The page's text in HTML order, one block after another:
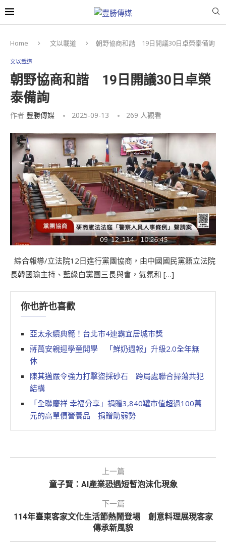
Home 文以載道 朝野協商和諧 19日開議30日卓榮泰備詢
文以載道
朝野協商和諧 19日開議30日卓榮
泰備詢
作者 豐勝傳媒 2025-09-13 269 人觀看
綜合報導/立法院12日進行黨團協商，由中國國民黨籍立法院
長韓國瑜主持、藍綠白黨團三長與會，氣氛和 […]
你也許也喜歡
亞太永續典範！台北市4連霸宜居城市獎
蔣萬安親迎學童開學 「鮮奶週報」升級2.0全年無
休
陳其邁嚴令強力打擊盜採砂石 跨局處聯合掃蕩共犯
結構
「全聯慶祥 幸福分享」捐贈3,840罐市值超過100萬
元的高單價營養品 捐贈助弱勢
上一篇
童子賢：AI產業恐遇短暫泡沫化現象
下一篇
114年臺東客家文化生活節熱鬧登場 創意料理展現客家
傳承新風貌